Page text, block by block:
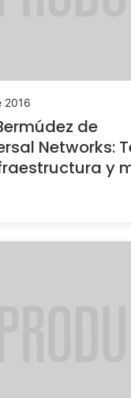
2016
de
Networks:
y